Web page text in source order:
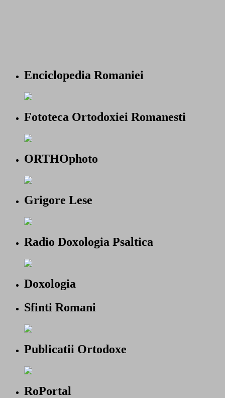
Enciclopedia Romaniei
Fototeca Ortodoxiei Romanesti
ORTHOphoto
Grigore Lese
Radio Doxologia Psaltica
Doxologia
Sfinti Romani
Publicatii Ortodoxe
RoPortal